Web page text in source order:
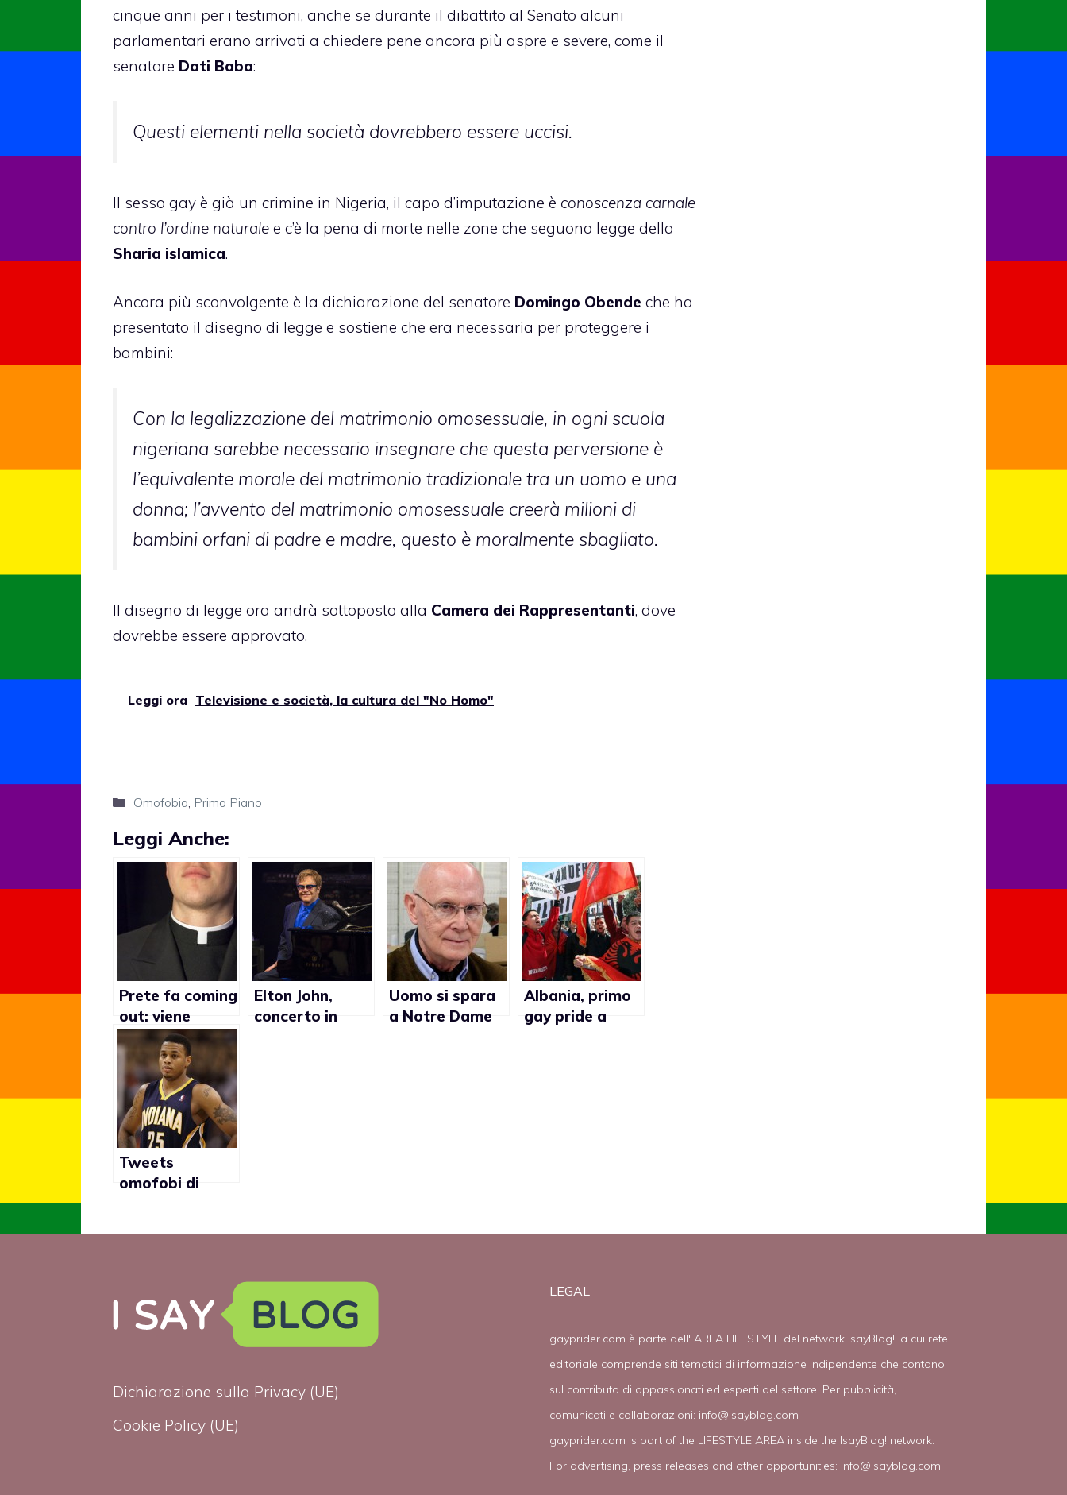
cinque anni per i testimoni, anche se durante il dibattito al Senato alcuni
parlamentari erano arrivati a chiedere pene ancora più aspre e severe, come il
senatore Dati Baba:
Questi elementi nella società dovrebbero essere uccisi.
Il sesso gay è già un crimine in Nigeria, il capo d’imputazione è conoscenza carnale
contro l’ordine naturale e c’è la pena di morte nelle zone che seguono legge della
Sharia islamica.
Ancora più sconvolgente è la dichiarazione del senatore Domingo Obende che ha
presentato il disegno di legge e sostiene che era necessaria per proteggere i
bambini:
Con la legalizzazione del matrimonio omosessuale, in ogni scuola
nigeriana sarebbe necessario insegnare che questa perversione è
l’equivalente morale del matrimonio tradizionale tra un uomo e una
donna; l’avvento del matrimonio omosessuale creerà milioni di
bambini orfani di padre e madre, questo è moralmente sbagliato.
Il disegno di legge ora andrà sottoposto alla Camera dei Rappresentanti, dove
dovrebbe essere approvato.
Leggi ora Televisione e società, la cultura del "No Homo"
Categorie
Omofobia, Primo Piano
Leggi Anche:
Prete fa coming
out: viene
cacciato
Elton John,
concerto in
Uomo si spara
a Notre Dame
Albania, primo
gay pride a
Tweets
omofobi di
Dichiarazione sulla Privacy (UE)
Cookie Policy (UE)
LEGAL
gayprider.com è parte dell' AREA LIFESTYLE del network IsayBlog! la cui rete
editoriale comprende siti tematici di informazione indipendente che contano
sul contributo di appassionati ed esperti del settore. Per pubblicità,
comunicati e collaborazioni: info@isayblog.com
gayprider.com is part of the LIFESTYLE AREA inside the IsayBlog! network.
For advertising, press releases and other opportunities: info@isayblog.com